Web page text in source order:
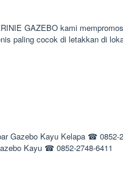
GAZEBO kami
paling cocok di letakkan di
Kayu ☎ 0852-2748-6411